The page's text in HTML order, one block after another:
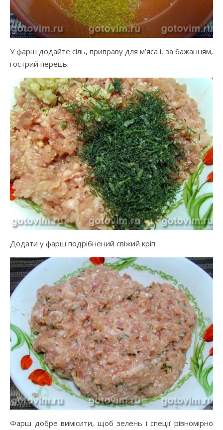
У фарш додайте сіль, приправу для м’яса і, за бажанням,
гострий перець.
Додати у фарш подрібнений свіжий кріп.
Фарш добре вимісити, щоб зелень і спеції рівномірно